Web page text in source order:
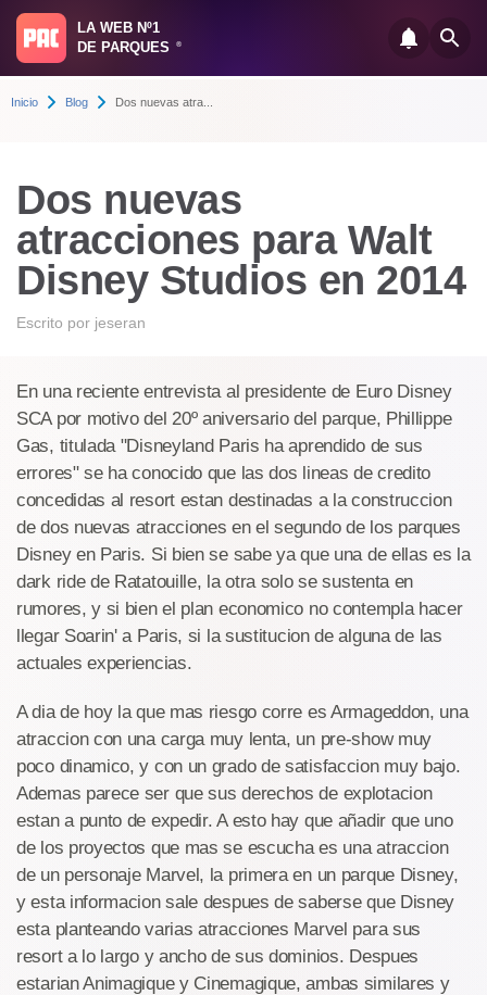
LA WEB Nº1
DE PARQUES
®
Inicio Blog Dos nuevas atra...
Dos nuevas
atracciones para Walt
Disney Studios en 2014
Escrito por jeseran
En una reciente entrevista al presidente de Euro Disney
SCA por motivo del 20º aniversario del parque, Phillippe
Gas, titulada "Disneyland Paris ha aprendido de sus
errores" se ha conocido que las dos lineas de credito
concedidas al resort estan destinadas a la construccion
de dos nuevas atracciones en el segundo de los parques
Disney en Paris. Si bien se sabe ya que una de ellas es la
dark ride de Ratatouille, la otra solo se sustenta en
rumores, y si bien el plan economico no contempla hacer
llegar Soarin' a Paris, si la sustitucion de alguna de las
actuales experiencias.
A dia de hoy la que mas riesgo corre es Armageddon, una
atraccion con una carga muy lenta, un pre-show muy
poco dinamico, y con un grado de satisfaccion muy bajo.
Ademas parece ser que sus derechos de explotacion
estan a punto de expedir. A esto hay que añadir que uno
de los proyectos que mas se escucha es una atraccion
de un personaje Marvel, la primera en un parque Disney,
y esta informacion sale despues de saberse que Disney
esta planteando varias atracciones Marvel para sus
resort a lo largo y ancho de sus dominios. Despues
estarian Animagique y Cinemagique, ambas similares y